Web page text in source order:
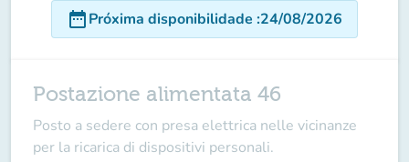
date_rangePróxima disponibilidade :24/08/2026
Postazione alimentata 46
Posto a sedere con presa elettrica nelle vicinanze
per la ricarica di dispositivi personali.